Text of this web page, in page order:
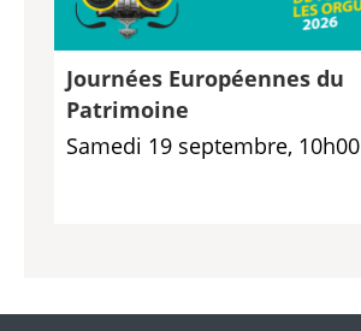
Journées Européennes du
Patrimoine
Samedi 19 septembre, 10h00